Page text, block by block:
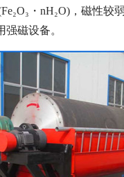
・nH₂O)，磁性较
磁设备。